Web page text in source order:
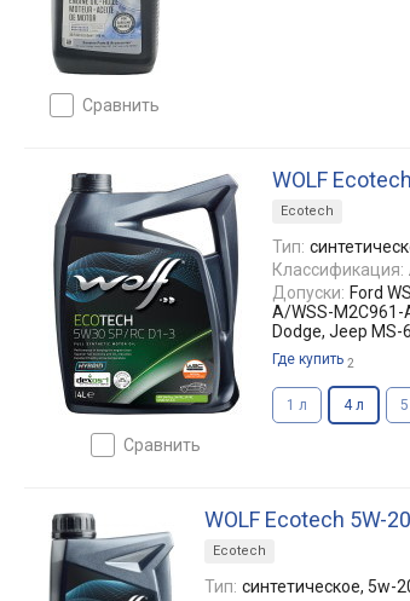
сравнить
сравнить
WOLF
Ecotech
Тип:
Классификация:
Допуски: Ford
A/WSS-M2C961-
Dodge, Jeep
Где купить 2
1 л 4 л
WOLF Ecotech 5W-
Ecotech
Тип: синтетическое, 5w-